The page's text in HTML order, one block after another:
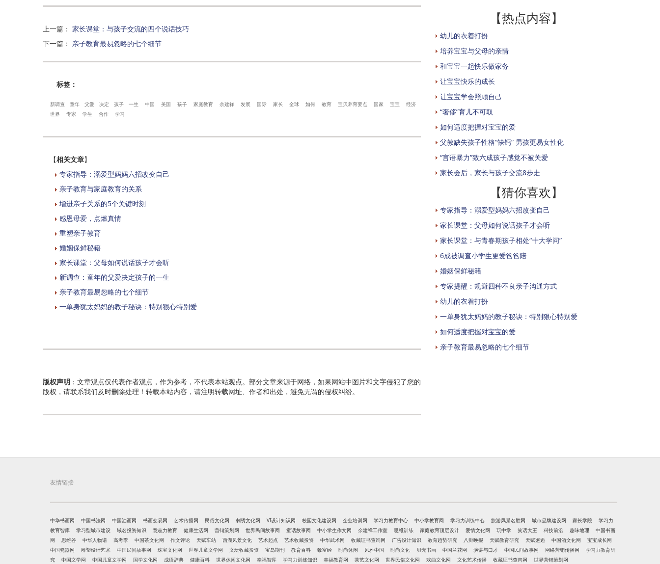
上一篇 ： 家长课堂：与孩子交流的四个说话技巧
下一篇 ： 亲子教育最易忽略的七个细节
标签：
新调查 童年 父爱 决定 孩子 一生 中国 美国 孩子 家庭教育 余建祥 发展 国际 家长 全球 如何 教育 宝贝养育要点 国家 宝宝
经济
世界
专家 学生 合作 学习
【相关文章】
专家指导：溺爱型妈妈六招改变自己
亲子教育与家庭教育的关系
增进亲子关系的5个关键时刻
感恩母爱，点燃真情
重塑亲子教育
婚姻保鲜秘籍
家长课堂：父母如何说话孩子才会听
新调查：童年的父爱决定孩子的一生
亲子教育最易忽略的七个细节
一单身犹太妈妈的教子秘诀：特别狠心特别爱
版权声明 ：文章观点仅代表作者观点，作为参考，不代表本站观点。部分文章来源于网络，如果网站中图片和文字侵犯了您的
版权，请联系我们及时删除处理！转载本站内容，请注明转载网址、作者和出处，避免无谓的侵权纠纷。
【热点内容】
幼儿的衣着打扮
培养宝宝与父母的亲情
和宝宝一起快乐做家务
让宝宝快乐的成长
让宝宝学会照顾自己
“奢侈”育儿不可取
如何适度把握对宝宝的爱
父教缺失孩子性格“缺钙” 男孩更易女性化
“言语暴力”致六成孩子感觉不被关爱
家长会后，家长与孩子交流8步走
【猜你喜欢】
专家指导：溺爱型妈妈六招改变自己
家长课堂：父母如何说话孩子才会听
家长课堂：与青春期孩子相处“十大学问”
6成被调查小学生更爱爸爸陪
婚姻保鲜秘籍
专家提醒：规避四种不良亲子沟通方式
幼儿的衣着打扮
一单身犹太妈妈的教子秘诀：特别狠心特别爱
如何适度把握对宝宝的爱
亲子教育最易忽略的七个细节
友情链接
中华书画网 中国书法网 中国油画网 书画交易网 艺术传播网 民俗文化网 刺绣文化网 VI设计知识网 校园文化建设网 企业培训网 学习力教育中心 中小学教育网 学习力训练中心 旅游风景名胜网 城市品牌建设网 家长学院
学习力
教育智库
学习型城市建设 域名投资知识 意志力教育 健康生活网 营销策划网 世界民间故事网 童话故事网 中小学生作文网 余建祥工作室 思维训练 家庭教育顶层设计 爱情文化网 玩中学 笑话大王 科技前沿 趣味地理
中国书画
网
思维谷 中华人物谱 高考季 中国茶文化网 作文评论 天赋车站 西湖风景文化 艺术起点 艺术收藏投资 中华武术网 收藏证书查询网 广告设计知识 教育趋势研究 八卦晚报 天赋教育研究 天赋邂逅 中国酒文化网
宝宝成长网
中国瓷器网
雕塑设计艺术 中国民间故事网 珠宝文化网 世界儿童文学网 文玩收藏投资 宝岛期刊 教育百科 致富经 时尚休闲 风雅中国 时尚文化 贝壳书画 中国兰花网 演讲与口才 中国民间故事网 网络营销传播网
学习力教育研
究
中国文学网 中国儿童文学网 国学文化网 成语辞典 健康百科 世界休闲文化网 幸福智库 学习力训练知识 幸福教育网 茶艺文化网 世界民俗文化网 戏曲文化网 文化艺术传播 收藏证书查询网 世界营销策划网